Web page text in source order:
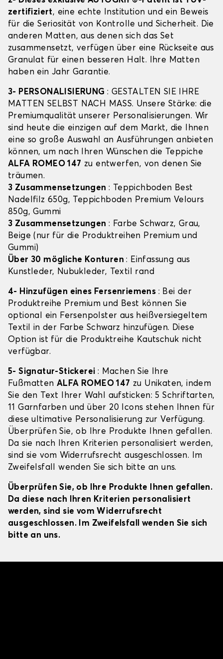
zertifiziert, eine echte Institution und ein Beweis
für die Seriosität von Kontrolle und Sicherheit. Die
anderen Matten, aus denen sich das Set
zusammensetzt, verfügen über eine Rückseite aus
Granulat für einen besseren Halt. Ihre Matten
haben ein Jahr Garantie.
3- PERSONALISIERUNG : GESTALTEN SIE IHRE
MATTEN SELBST NACH MASS. Unsere Stärke: die
Premiumqualität unserer Personalisierungen. Wir
sind heute die einzigen auf dem Markt, die Ihnen
eine so große Auswahl an Ausführungen anbieten
können, um nach Ihren Wünschen die Teppiche
ALFA ROMEO 147 zu entwerfen, von denen Sie
träumen.
3 Zusammensetzungen : Teppichboden Best
Nadelfilz 650g, Teppichboden Premium Velours
850g, Gummi
3 Zusammensetzungen : Farbe Schwarz, Grau,
Beige (nur für die Produktreihen Premium und
Gummi)
Über 30 mögliche Konturen: Einfassung aus
Kunstleder, Nubukleder, Textil rand
4- Hinzufügen eines Fersenriemens : Bei der
Produktreihe Premium und Best können Sie
optional ein Fersenpolster aus heißversiegeltem
Textil in der Farbe Schwarz hinzufügen. Diese
Option ist für die Produktreihe Kautschuk nicht
verfügbar.
5- Signatur-Stickerei : Machen Sie Ihre
FußmattenALFA ROMEO 147 zu Unikaten, indem
Sie den Text Ihrer Wahl aufsticken: 5 Schriftarten,
11 Garnfarben und über 20 Icons stehen Ihnen für
diese ultimative Personalisierung zur Verfügung.
Überprüfen Sie, ob Ihre Produkte Ihnen gefallen.
Da sie nach Ihren Kriterien personalisiert werden,
sind sie vom Widerrufsrecht ausgeschlossen. Im
Zweifelsfall wenden Sie sich bitte an uns.
Überprüfen Sie, ob Ihre Produkte Ihnen gefallen.
Da diese nach Ihren Kriterien personalisiert
werden, sind sie vom Widerrufsrecht
ausgeschlossen. Im Zweifelsfall wenden Sie sich
bitte an uns.